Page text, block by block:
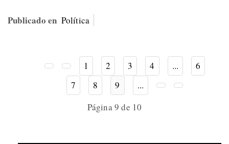
Publicado en Política
1 2 3 4 ...
6
7
8 9
...
Página 9 de 10